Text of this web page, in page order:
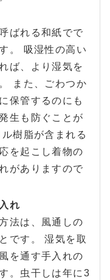
ばれる和紙でで
。 吸湿性の高い
ば、より湿気を
また、ごわつか
保管するのにも
生も防ぐことが
樹脂が含まれる
を起こし着物の
がありますので
れ
法は、風通しの
です。 湿気を取
を通す手入れの
。虫干しは年に3